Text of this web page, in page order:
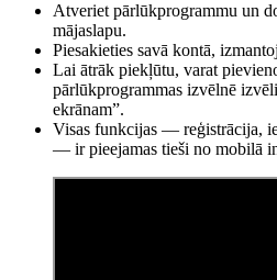
Atveriet pārlūkprogrammu un
mājaslapu.
Piesakieties savā kontā,
Lai ātrāk piekļūtu, varat
pārlūkprogrammas izvēlnē
ekrānam”.
Visas funkcijas — reģistrācija,
— ir pieejamas tieši no mobilā